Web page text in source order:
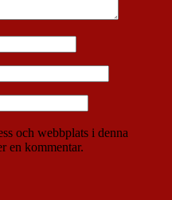
och webbplats i denna
en kommentar.